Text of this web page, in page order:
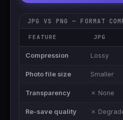
JPG VS PNG — FORMAT
FEATURE JPG
Compression Lossy
Photo file size Smaller
Transparency ✗ None
Re-save quality ✗